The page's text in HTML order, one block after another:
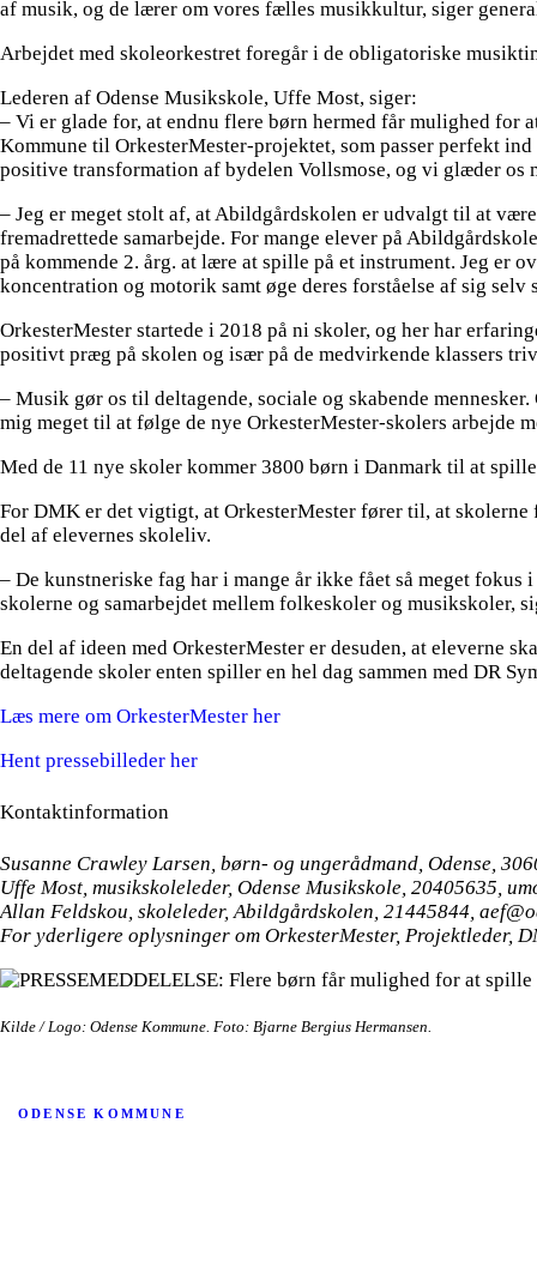
af musik, og de lærer om vores fælles musikkultur, siger
Arbejdet med skoleorkestret foregår i de obligatoriske
Lederen af Odense Musikskole, Uffe Most, siger:
– Vi er glade for, at endnu flere børn hermed får mulighed for
Kommune til OrkesterMester-projektet, som passer perfekt
positive transformation af bydelen Vollsmose, og vi glæder os
– Jeg er meget stolt af, at Abildgårdskolen er udvalgt til at
fremadrettede samarbejde. For mange elever på
på kommende 2. årg. at lære at spille på et instrument. Jeg
koncentration og motorik samt øge deres forståelse af sig
OrkesterMester startede i 2018 på ni skoler, og her har
positivt præg på skolen og især på de medvirkende klassers
– Musik gør os til deltagende, sociale og skabende
mig meget til at følge de nye OrkesterMester-skolers arbejde
Med de 11 nye skoler kommer 3800 børn i Danmark til at
For DMK er det vigtigt, at OrkesterMester fører til, at
del af elevernes skoleliv.
– De kunstneriske fag har i mange år ikke fået så meget
skolerne og samarbejdet mellem folkeskoler og musikskoler,
En del af ideen med OrkesterMester er desuden, at eleverne
deltagende skoler enten spiller en hel dag sammen med DR
Læs mere om OrkesterMester her
Hent pressebilleder her
Kontaktinformation
Susanne Crawley Larsen, børn- og ungerådmand, Odense,
Uffe Most, musikskoleleder, Odense Musikskole, 20405635,
Allan Feldskou, skoleleder, Abildgårdskolen, 21445844,
For yderligere oplysninger om OrkesterMester, Projektleder,
Kilde / Logo: Odense Kommune. Foto: Bjarne Bergius Hermansen.
ODENSE KOMMUNE